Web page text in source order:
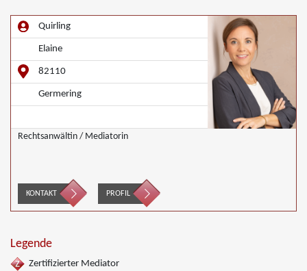
Quirling
Elaine
82110
Germering
Rechtsanwältin / Mediatorin
KONTAKT PROFIL
Legende
Zertifizierter Mediator